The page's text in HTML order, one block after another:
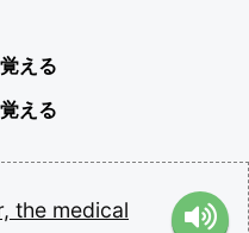
える
える
the medical